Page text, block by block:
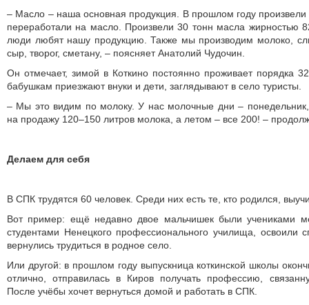
– Масло – наша основная продукция. В прошлом году
переработали на масло. Произвели 30 тонн масла жирностью
люди любят нашу продукцию. Также мы производим молоко,
сыр, творог, сметану, – поясняет Анатолий Чудочин.
Он отмечает, зимой в Коткино постоянно проживает порядка
бабушкам приезжают внуки и дети, заглядывают в село туристы.
– Мы это видим по молоку. У нас молочные дни –
на продажу 120–150 литров молока, а летом – все 200! –
Делаем для себя
В СПК трудятся 60 человек. Среди них есть те, кто родился,
Вот пример: ещё недавно двое мальчишек были учениками
студентами Ненецкого профессионального училища, освоили
вернулись трудиться в родное село.
Или другой: в прошлом году выпускница коткинской школы
отлично, отправилась в Киров получать профессию,
После учёбы хочет вернуться домой и работать в СПК.